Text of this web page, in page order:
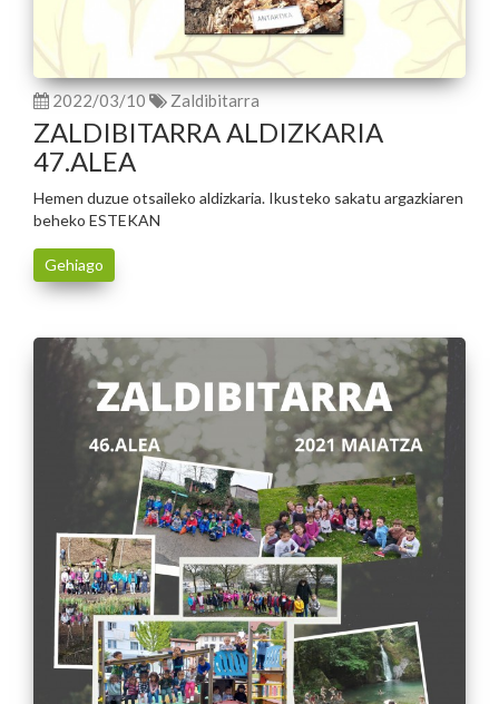
2022/03/10 Zaldibitarra
ZALDIBITARRA ALDIZKARIA
47.ALEA
Hemen duzue otsaileko aldizkaria. Ikusteko sakatu argazkiaren
beheko ESTEKAN
Gehiago